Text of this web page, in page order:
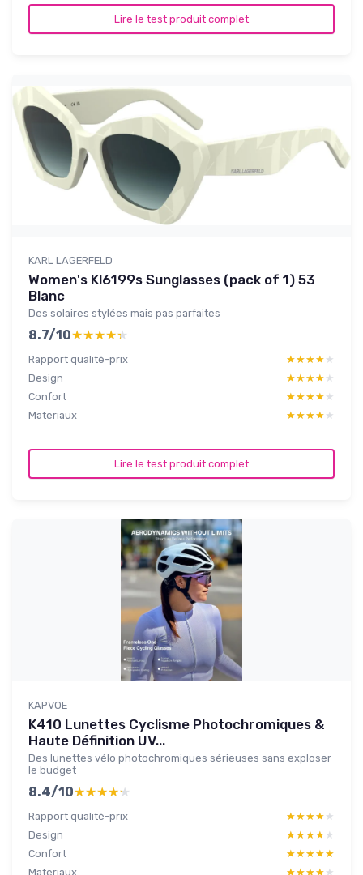
Lire le test produit complet
KARL LAGERFELD
Women's Kl6199s Sunglasses (pack of 1) 53
Blanc
Des solaires stylées mais pas parfaites
8.7/10★★★★★
★★★★★
Rapport qualité-prix ★★★★★
★★★★★
Design
★★★★★
★★★★★
Confort
★★★★★
★★★★★
Materiaux
★★★★★
★★★★★
Lire le test produit complet
KAPVOE
K410 Lunettes Cyclisme Photochromiques &
Haute Définition UV...
Des lunettes vélo photochromiques sérieuses sans exploser
le budget
8.4/10★★★★★
★★★★★
Rapport qualité-prix ★★★★★
★★★★★
Design
★★★★★
★★★★★
Confort
★★★★★
★★★★★
Materiaux
★★★★★
★★★★★